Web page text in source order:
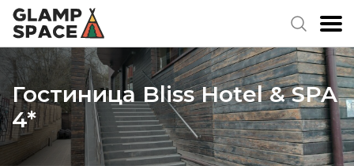
Гостиница Bliss Hotel & SPA
4*